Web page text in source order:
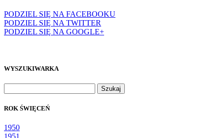
PODZIEL SIĘ NA FACEBOOKU
PODZIEL SIĘ NA TWITTER
PODZIEL SIĘ NA GOOGLE+
WYSZUKIWARKA
ROK ŚWIĘCEŃ
1950